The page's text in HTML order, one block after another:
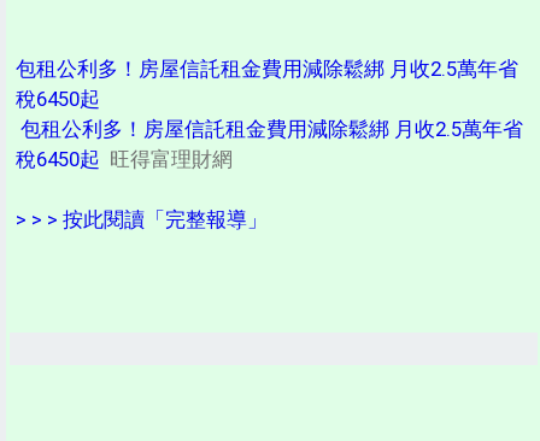
包租公利多！房屋信託租金費用減除鬆綁 月收2.5萬年省
稅6450起
包租公利多！房屋信託租金費用減除鬆綁 月收2.5萬年省
稅6450起 旺得富理財網
> > > 按此閱讀「完整報導」